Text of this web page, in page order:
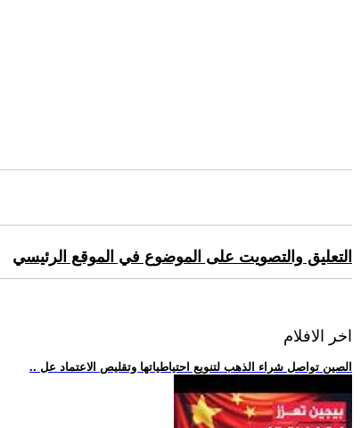
التعليق والتصويت على الموضوع في الموقع الرئيسي
اخر الافلام
.. الصين تواصل شراء الذهب لتنويع احتياطياتها وتقليص الاعتماد عل